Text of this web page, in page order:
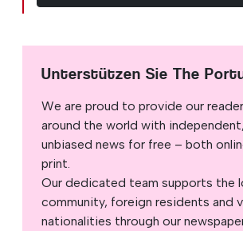
Unterstützen Sie The
We are proud to provide our
around the world with
unbiased news for free – both
print.
Our dedicated team supports the
community, foreign residents and
nationalities through our